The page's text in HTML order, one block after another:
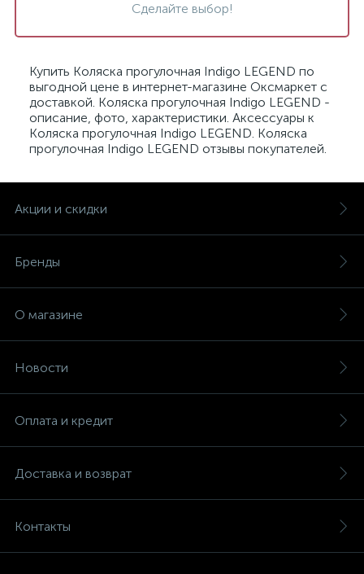
Сделайте выбор!
Купить Коляска прогулочная Indigo LEGEND по
выгодной цене в интернет-магазине Оксмаркет с
доставкой. Коляска прогулочная Indigo LEGEND -
описание, фото, характеристики. Аксессуары к
Коляска прогулочная Indigo LEGEND. Коляска
прогулочная Indigo LEGEND отзывы покупателей.
Акции и скидки
Бренды
О магазине
Новости
Оплата и кредит
Доставка и возврат
Контакты